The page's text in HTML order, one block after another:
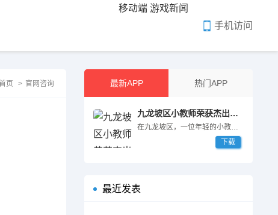
手机访问
移动端 游戏新闻
最新APP 热门APP
九龙坡区小教师荣获杰出教育工作者和优秀教师双重殊荣
在九龙坡区，一位年轻的小教师以其杰出的教育成就和...
下载
最近发表
页 > 官网咨询